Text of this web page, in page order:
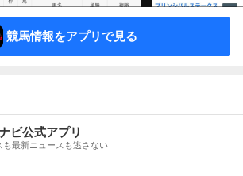
競馬情報をアプリで見る
ビ公式アプリ
も最新ニュースも逃さない